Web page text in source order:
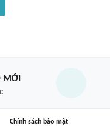
MỚI
Chính sách bảo mật